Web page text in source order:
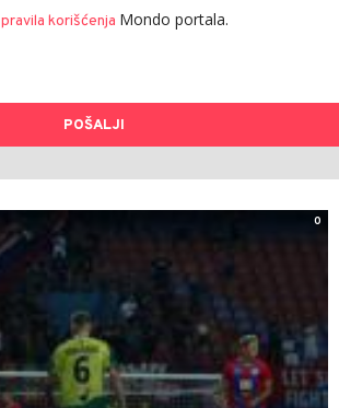
pravila korišćenja Mondo portala.
POŠALJI
0